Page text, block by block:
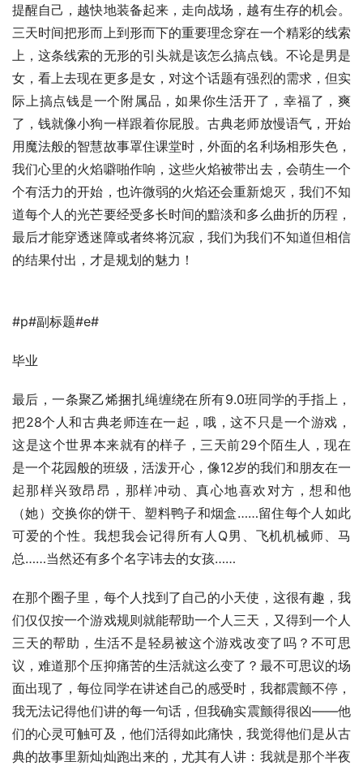
提醒自己，越快地装备起来，走向战场，越有生存的机会。
三天时间把形而上到形而下的重要理念穿在一个精彩的线索
上，这条线索的无形的引头就是该怎么搞点钱。不论是男是
女，看上去现在更多是女，对这个话题有强烈的需求，但实
际上搞点钱是一个附属品，如果你生活开了，幸福了，爽
了，钱就像小狗一样跟着你屁股。古典老师放慢语气，开始
用魔法般的智慧故事罩住课堂时，外面的名利场相形失色，
我们心里的火焰噼啪作响，这些火焰被带出去，会萌生一个
个有活力的开始，也许微弱的火焰还会重新熄灭，我们不知
道每个人的光芒要经受多长时间的黯淡和多么曲折的历程，
最后才能穿透迷障或者终将沉寂，我们为我们不知道但相信
的结果付出，才是规划的魅力！
#p#副标题#e#
毕业
最后，一条聚乙烯捆扎绳缠绕在所有9.0班同学的手指上，
把28个人和古典老师连在一起，哦，这不只是一个游戏，
这是这个世界本来就有的样子，三天前29个陌生人，现在
是一个花园般的班级，活泼开心，像12岁的我们和朋友在一
起那样兴致昂昂，那样冲动、真心地喜欢对方，想和他
（她）交换你的饼干、塑料鸭子和烟盒……留住每个人如此
可爱的个性。我想我会记得所有人Q男、飞机机械师、马
总……当然还有多个名字讳去的女孩……
在那个圈子里，每个人找到了自己的小天使，这很有趣，我
们仅仅按一个游戏规则就能帮助一个人三天，又得到一个人
三天的帮助，生活不是轻易被这个游戏改变了吗？不可思
议，难道那个压抑痛苦的生活就这么变了？最不可思议的场
面出现了，每位同学在讲述自己的感受时，我都震颤不停，
我无法记得他们讲的每一句话，但我确实震颤得很凶——他
们的心灵可触可及，他们活得如此痛快，我觉得他们是从古
典的故事里新灿灿跑出来的，尤其有人讲：我就是那个半夜